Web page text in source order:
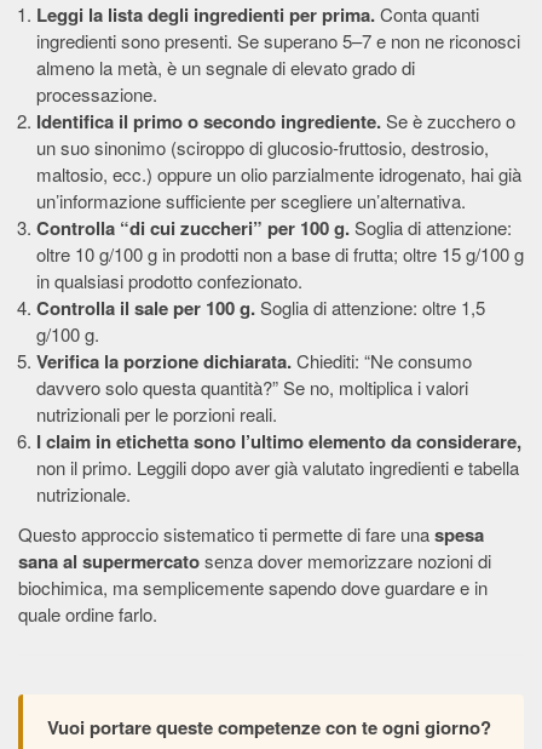
Leggi la lista degli ingredienti per prima.Conta quanti
ingredienti sono presenti. Se superano 5–7 e non ne riconosci
almeno la metà, è un segnale di elevato grado di
processazione.
Identifica il primo o secondo ingrediente.Se è zucchero o
un suo sinonimo (sciroppo di glucosio-fruttosio, destrosio,
maltosio, ecc.) oppure un olio parzialmente idrogenato, hai già
un’informazione sufficiente per scegliere un’alternativa.
Controlla “di cui zuccheri” per 100 g.Soglia di attenzione:
oltre 10 g/100 g in prodotti non a base di frutta; oltre 15 g/100 g
in qualsiasi prodotto confezionato.
Controlla il sale per 100 g.Soglia di attenzione: oltre 1,5
g/100 g.
Verifica la porzione dichiarata.Chiediti: “Ne consumo
davvero solo questa quantità?” Se no, moltiplica i valori
nutrizionali per le porzioni reali.
I claim in etichetta sono l’ultimo elemento da considerare,
non il primo. Leggili dopo aver già valutato ingredienti e tabella
nutrizionale.
Questo approccio sistematico ti permette di fare unaspesa
sana al supermercatosenza dover memorizzare nozioni di
biochimica, ma semplicemente sapendo dove guardare e in
quale ordine farlo.
Vuoi portare queste competenze con te ogni giorno?